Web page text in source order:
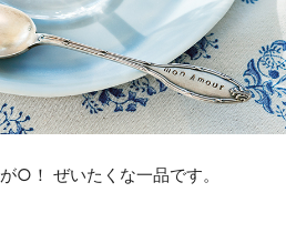
○！ ぜいたくな一品です。